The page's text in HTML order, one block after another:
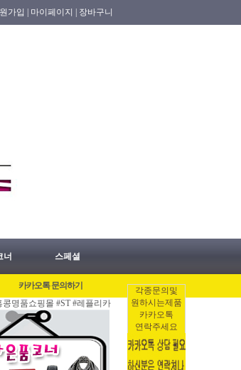
각종문의및
원하시는제품
카카오톡
연락주세요
가입 | 마이페이지 | 장바구니
너 스페셜
카카오톡 문의하기
쇼핑몰 #ST #레플리카 #홍콩허수아비 #명품가방 #명품지갑 #